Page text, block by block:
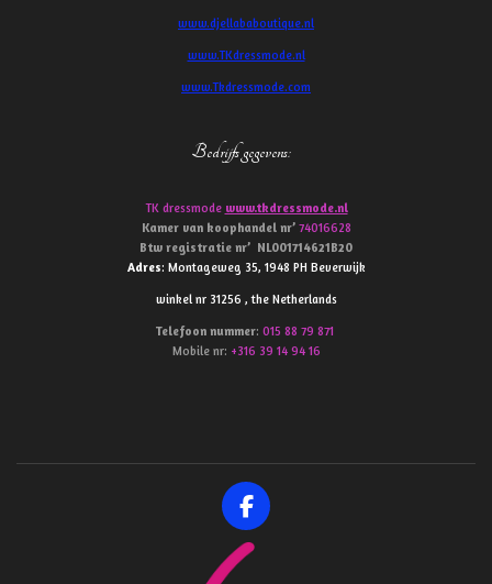
www.djellababoutique.nl
www.TKdressmode.nl
www.Tkdressmode.com
Bedrijfs gegevens:
TK dressmode www.tkdressmode.nl
Kamer van koophandel nr’ 74016628
Btw registratie nr’ NL001714621B20
Adres: Montageweg 35, 1948 PH Beverwijk
winkel nr 31256 , the Netherlands
Telefoon nummer: 015 88 79 871
Mobile nr: +316 39 14 94 16
F
a
c